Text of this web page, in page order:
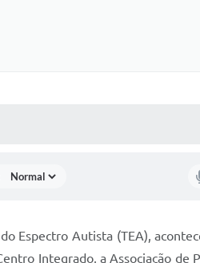
Espectro Autista (TEA),
Integrado, a Associação